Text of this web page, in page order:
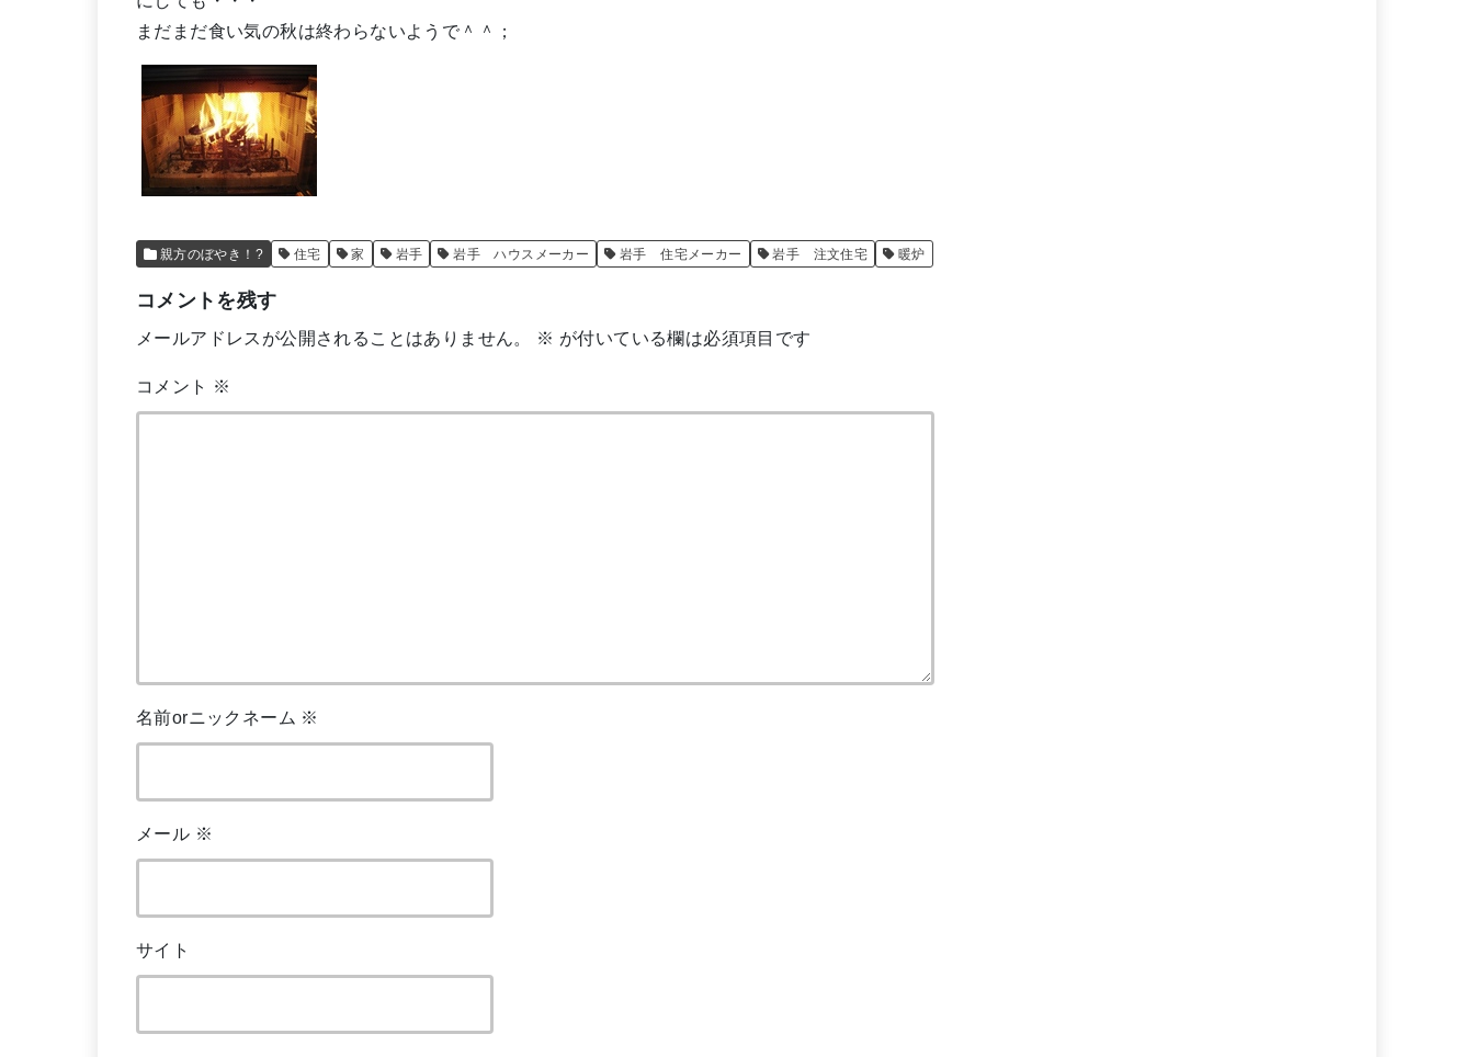
まだまだ食い気の秋は終わらないようで＾＾；
親方のぼやき！? 住宅 家 岩手 岩手 ハウスメーカー 岩手 住宅メーカー 岩手 注文住宅 暖炉
コメントを残す
メールアドレスが公開されることはありません。 ※ が付いている欄は必須項目です
コメント ※
名前orニックネーム ※
メール ※
サイト